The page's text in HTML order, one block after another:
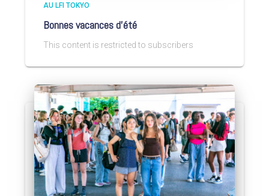
AU LFI TOKYO
Bonnes vacances d’été
This content is restricted to subscribers